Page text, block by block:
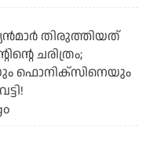
തിരുത്തിയത്
ചരിത്രം;
ഫൊനിക്‌സിനെയും